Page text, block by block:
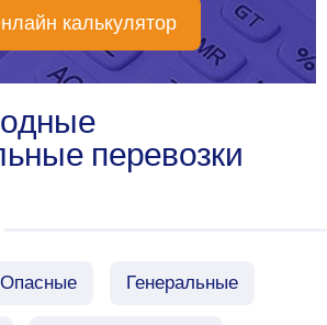
калькулятор
перевозки
Опасные Генеральные